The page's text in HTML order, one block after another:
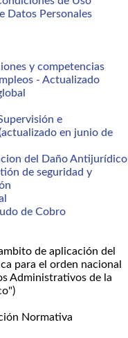
Datos Personales
y competencias
- Actualizado
e
en junio de
del Daño Antijurídico
de seguridad y
de Cobro
de aplicación del
para el orden nacional
Administrativos de la
Normativa